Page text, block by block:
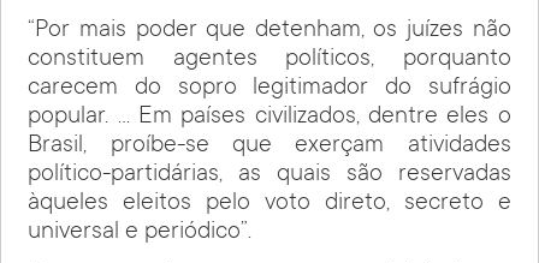
“Por mais poder que detenham, os juízes não
constituem agentes políticos, porquanto
carecem do sopro legitimador do sufrágio
popular. … Em países civilizados, dentre eles o
Brasil, proíbe-se que exerçam atividades
político-partidárias, as quais são reservadas
àqueles eleitos pelo voto direto, secreto e
universal e periódico”.